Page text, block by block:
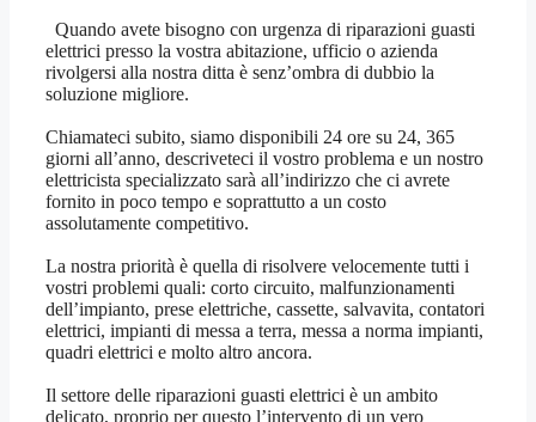
Quando avete bisogno con urgenza di riparazioni guasti
elettrici presso la vostra abitazione, ufficio o azienda
rivolgersi alla nostra ditta è senz’ombra di dubbio la
soluzione migliore.
Chiamateci subito, siamo disponibili 24 ore su 24, 365
giorni all’anno, descriveteci il vostro problema e un nostro
elettricista specializzato sarà all’indirizzo che ci avrete
fornito in poco tempo e soprattutto a un costo
assolutamente competitivo.
La nostra priorità è quella di risolvere velocemente tutti i
vostri problemi quali: corto circuito, malfunzionamenti
dell’impianto, prese elettriche, cassette, salvavita, contatori
elettrici, impianti di messa a terra, messa a norma impianti,
quadri elettrici e molto altro ancora.
Il settore delle riparazioni guasti elettrici è un ambito
delicato, proprio per questo l’intervento di un vero